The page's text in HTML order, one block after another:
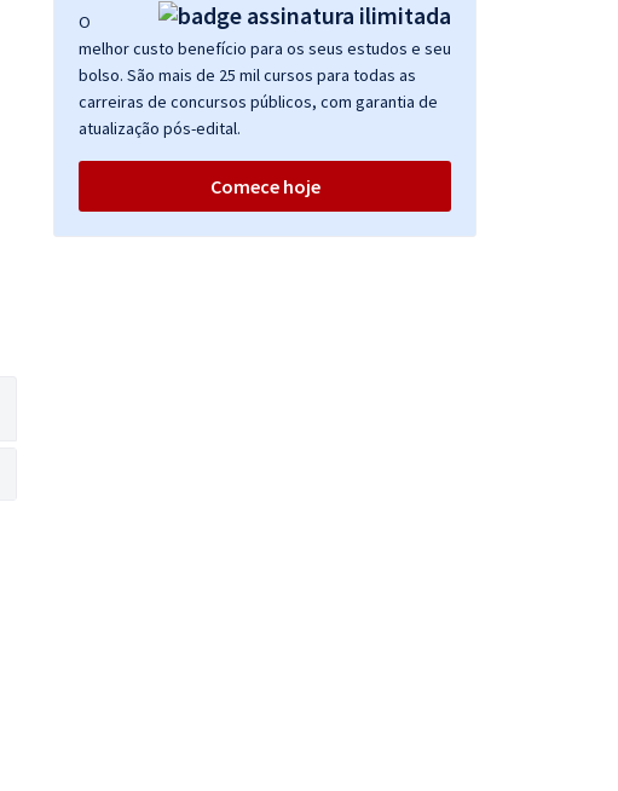
O
melhor custo benefício para os seus estudos e seu
bolso. São mais de 25 mil cursos para todas as
carreiras de concursos públicos, com garantia de
atualização pós-edital.
Comece hoje